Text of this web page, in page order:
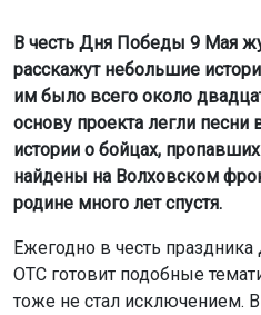
В честь Дня Победы 9 Мая
расскажут небольшие
им было всего около
основу проекта легли песни
истории о бойцах,
найдены на Волховском
родине много лет спустя.
Ежегодно в честь
ОТС готовит подобные
тоже не стал исключением.